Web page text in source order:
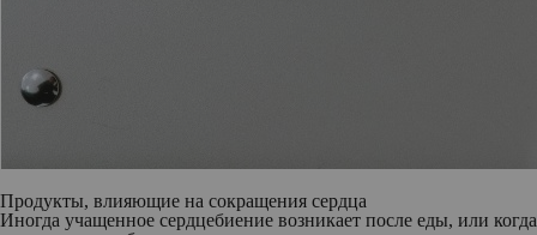
Продукты, влияющие на сокращения сердца
Иногда учащенное сердцебиение возникает после еды, или когда